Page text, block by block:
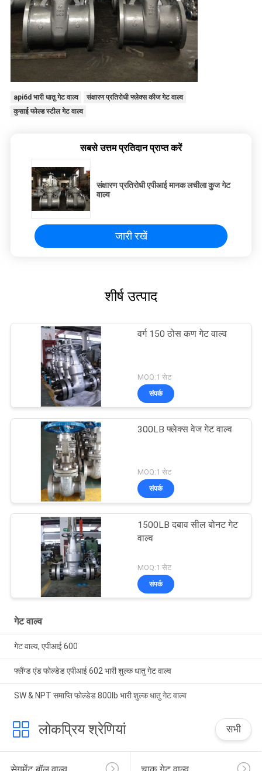
api6d भारी धातु गेट वाल्व
संक्षारण प्रतिरोधी फ्लेक्स कीज गेट वाल्व
कुसाई फोल्ड स्टील गेट वाल्व
सबसे उत्तम प्रतिदान प्राप्त करें
संक्षारण प्रतिरोधी एपीआई मानक लचीला कुज गेट
वाल्व
जारी रखें
शीर्ष उत्पाद
वर्ग 150 ठोस कण गेट वाल्व
MOQ:1 सेट
संपर्क
300LB फ्लेक्स वेज गेट वाल्व
MOQ:1 सेट
संपर्क
1500LB दबाव सील बोनट गेट
वाल्व
MOQ:1 सेट
संपर्क
गेट वाल्व
गेट वाल्व, एपीआई 600
फ्लैंग्ड एंड फोल्डेड एपीआई 602 भारी शुल्क धातु गेट वाल्व
SW & NPT समाप्ति फोल्डेड 800lb भारी शुल्क धातु गेट वाल्व
लोकप्रिय श्रेणियां सभी